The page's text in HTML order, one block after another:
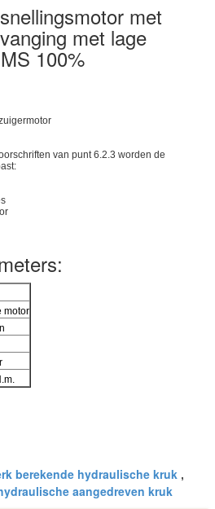
met
met lage
100%
van punt 6.2.3 worden de
motor
berekende hydraulische kruk ,
aangedreven kruk